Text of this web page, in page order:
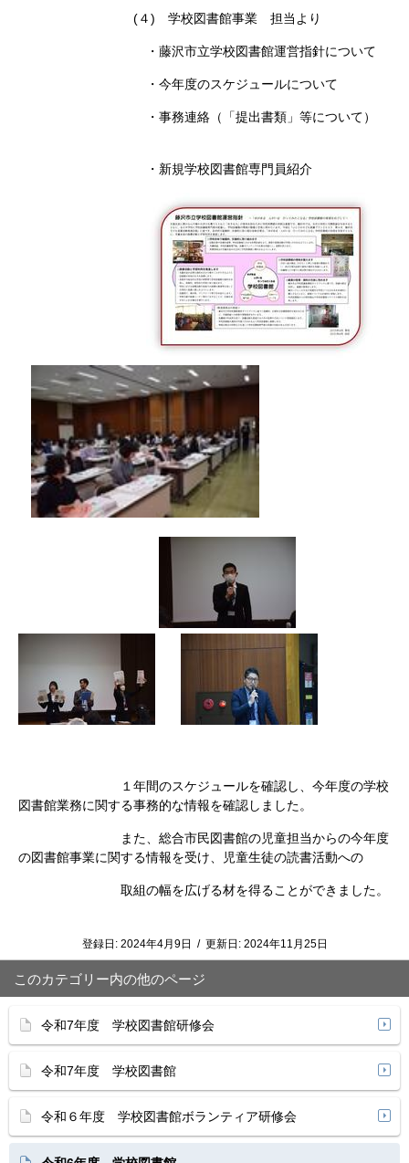
(４) 学校図書館事業 担当より
・藤沢市立学校図書館運営指針について
・今年度のスケジュールについて
・事務連絡（「提出書類」等について）
・新規学校図書館専門員紹介
１年間のスケジュールを確認し、今年度の学校
図書館業務に関する事務的な情報を確認しました。
また、総合市民図書館の児童担当からの今年度
の図書館事業に関する情報を受け、児童生徒の読書活動への
取組の幅を広げる材を得ることができました。
登録日: 2024年4月9日 / 更新日: 2024年11月25日
このカテゴリー内の他のページ
令和7年度 学校図書館研修会
令和7年度 学校図書館
令和６年度 学校図書館ボランティア研修会